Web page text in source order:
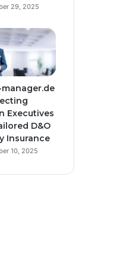
29, 2025
manager.de
Executives
D&O
Insurance
10, 2025